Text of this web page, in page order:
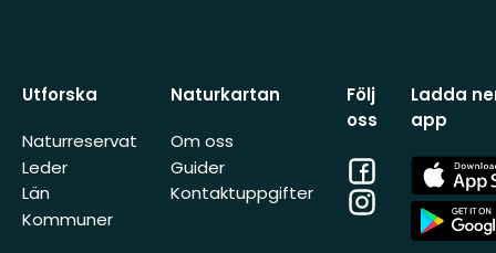
Utforska
Naturreservat
Leder
Län
Kommuner
Naturkartan
Om oss
Guider
Kontaktuppgifter
Följ
oss
Facebook
Instagram
Ladda
app
App
Store
App
Store